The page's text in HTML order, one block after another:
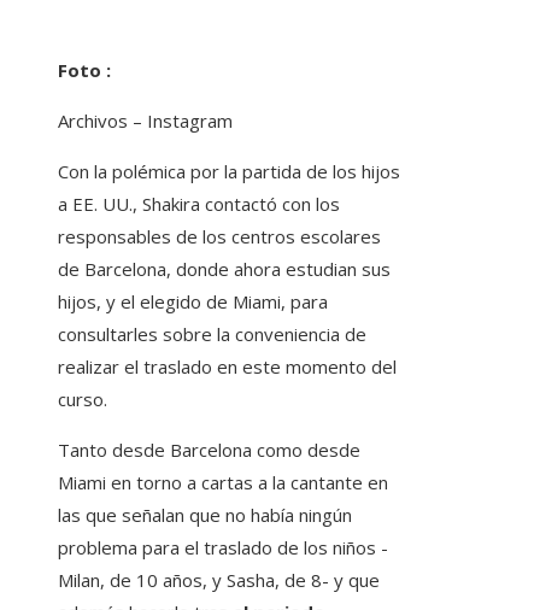
Foto :
Archivos – Instagram
Con la polémica por la partida de los hijos
a EE. UU., Shakira contactó con los
responsables de los centros escolares
de Barcelona, ​​donde ahora estudian sus
hijos, y el elegido de Miami, para
consultarles sobre la conveniencia de
realizar el traslado en este momento del
curso.
Tanto desde Barcelona como desde
Miami en torno a cartas a la cantante en
las que señalan que no había ningún
problema para el traslado de los niños -
Milan, de 10 años, y Sasha, de 8- y que